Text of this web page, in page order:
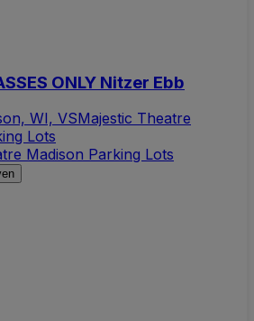
ONLY Nitzer Ebb
WI, VSMajestic Theatre
Lots
Madison Parking Lots